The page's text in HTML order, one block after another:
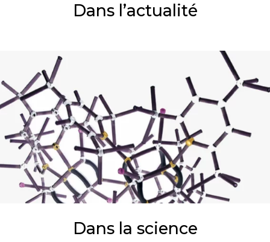
Dans l’actualité
Dans la science